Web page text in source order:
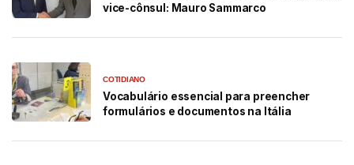
vice-cônsul: Mauro Sammarco
COTIDIANO
Vocabulário essencial para preencher
formulários e documentos na Itália